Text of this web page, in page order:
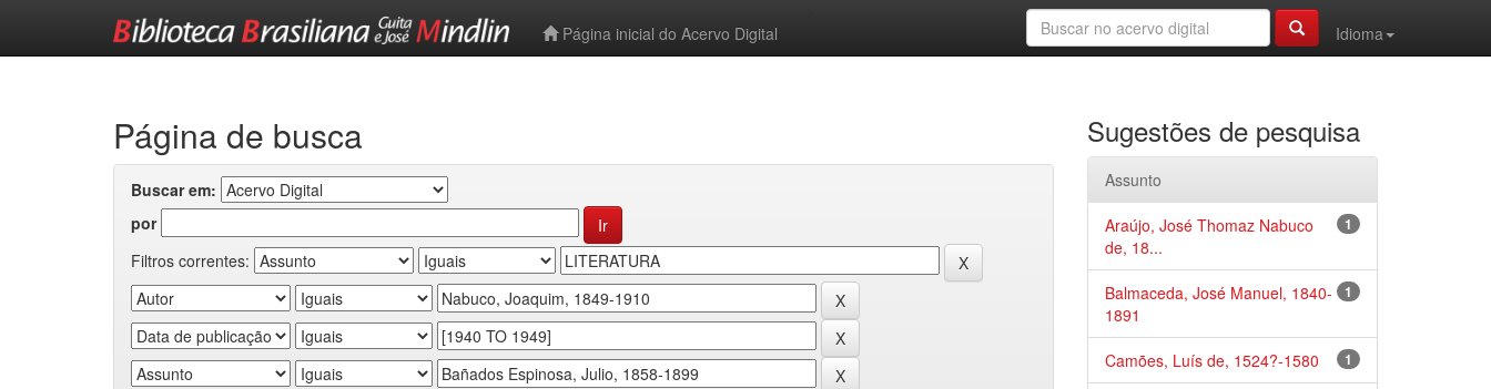
Página inicial do Acervo Digital
Idioma
Página de busca
Buscar em:
por
Filtros correntes:
Sugestões de pesquisa
Assunto
1
Araújo, José Thomaz Nabuco
de, 18...
1
Balmaceda, José Manuel, 1840-
1891
1
Camões, Luís de, 1524?-1580